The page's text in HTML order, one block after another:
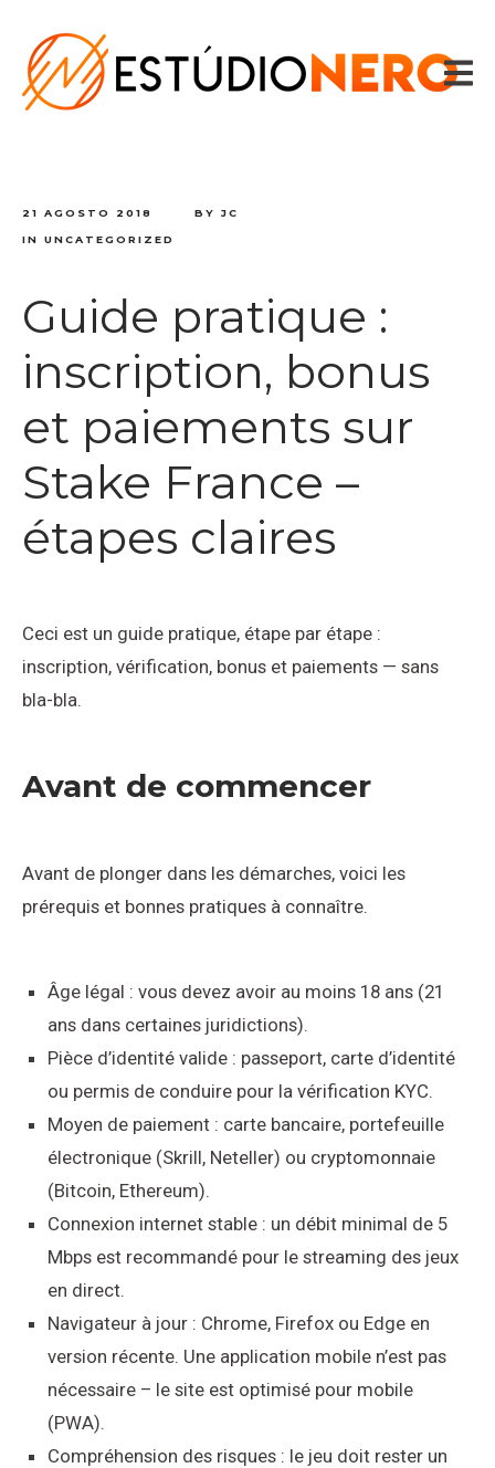
VOZES
CONTATO
21 AGOSTO 2018 BY JC
IN UNCATEGORIZED
Guide pratique :
inscription, bonus
et paiements sur
Stake France –
étapes claires
Ceci est un guide pratique, étape par étape :
inscription, vérification, bonus et paiements — sans
bla-bla.
Avant de commencer
Avant de plonger dans les démarches, voici les
prérequis et bonnes pratiques à connaître.
Âge légal : vous devez avoir au moins 18 ans (21
ans dans certaines juridictions).
Pièce d’identité valide : passeport, carte d’identité
ou permis de conduire pour la vérification KYC.
Moyen de paiement : carte bancaire, portefeuille
électronique (Skrill, Neteller) ou cryptomonnaie
(Bitcoin, Ethereum).
Connexion internet stable : un débit minimal de 5
Mbps est recommandé pour le streaming des jeux
en direct.
Navigateur à jour : Chrome, Firefox ou Edge en
version récente. Une application mobile n’est pas
nécessaire – le site est optimisé pour mobile
(PWA).
Compréhension des risques : le jeu doit rester un